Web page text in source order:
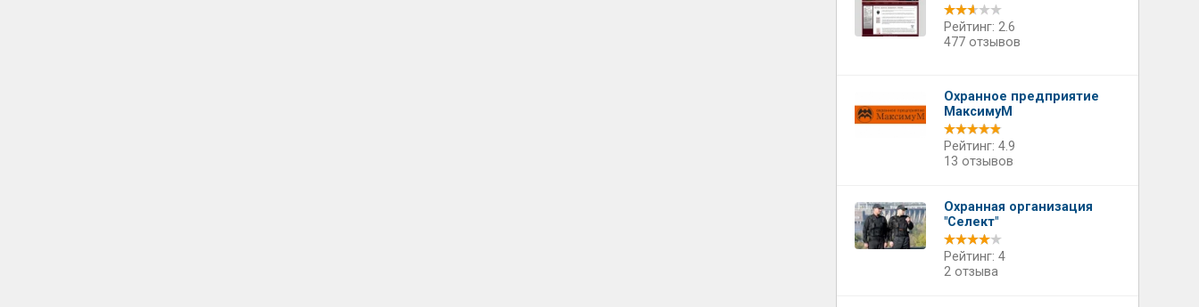
Рейтинг: 2.6
477 отзывов
Охранное предприятие
МаксимуМ
Рейтинг: 4.9
13 отзывов
Охранная организация
"Селект"
Рейтинг: 4
2 отзыва